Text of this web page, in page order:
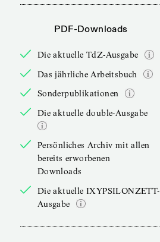
PDF-Downloads
Die aktuelle TdZ-Ausgabe
Das jährliche Arbeitsbuch
Sonderpublikationen
Die aktuelle double-Ausgabe
Persönliches Archiv mit allen
bereits erworbenen
Downloads
Die aktuelle IXYPSILONZETT-
Ausgabe